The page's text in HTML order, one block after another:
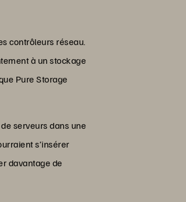
contrôleurs réseau.
à un stockage
Pure Storage
serveurs dans une
s’insérer
davantage de